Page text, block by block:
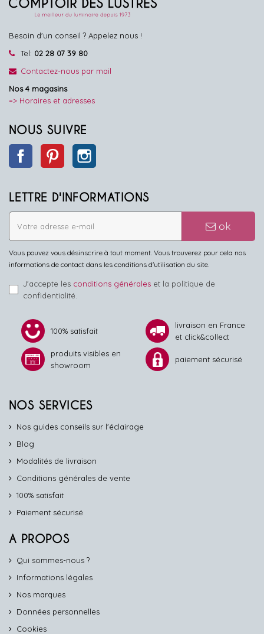
Besoin d'un conseil ? Appelez nous !
Tel: 02 28 07 39 80
Contactez-nous par mail
Nos 4 magasins
=> Horaires et adresses
NOUS SUIVRE
Facebook Pinterest
LETTRE D'INFORMATIONS
ok
Vous pouvez vous désinscrire à tout moment. Vous trouverez pour cela nos
informations de contact dans les conditions d'utilisation du site.
J'accepte les conditions générales et la politique de
confidentialité.
100% satisfait
livraison en France
et click&collect
produits visibles en
showroom
paiement sécurisé
NOS SERVICES
Nos guides conseils sur l'éclairage
Blog
Modalités de livraison
Conditions générales de vente
100% satisfait
Paiement sécurisé
A PROPOS
Qui sommes-nous ?
Informations légales
Nos marques
Données personnelles
Cookies